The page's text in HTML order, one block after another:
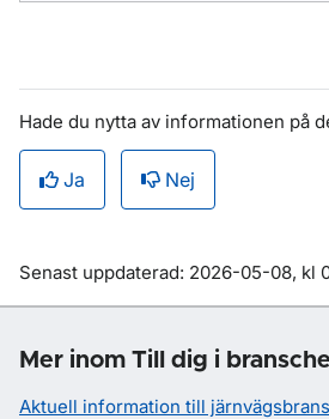
Hade du nytta av informationen på
Ja Nej
Om sidan
Senast uppdaterad: 2026-05-08, kl
Mer inom Till dig i
Aktuell information till